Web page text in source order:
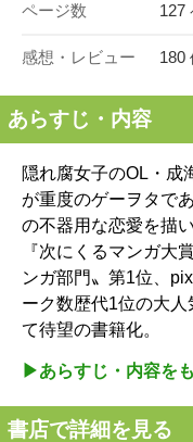
ページ数 127
感想・レビュー 180
あらすじ・内容
隠れ腐女子のOL・成
が重度のゲーヲタで
の不器用な恋愛を描
『次にくるマンガ大
ンガ部門〟第1位、
ーク数歴代1位の大人
て待望の書籍化。
▶︎あらすじ・内容を
書店で詳細を見る